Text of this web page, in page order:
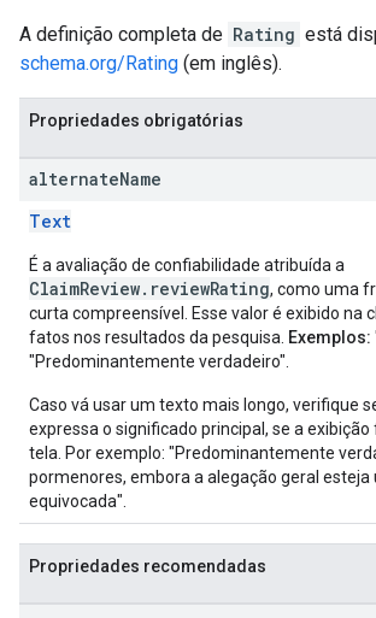
A definição completa de Rating está
schema.org/Rating (em inglês).
Propriedades obrigatórias
alternateName
Text
É a avaliação de confiabilidade atribuída a
ClaimReview.reviewRating, como uma
curta compreensível. Esse valor é exibido na
fatos nos resultados da pesquisa. Exemplos:
"Predominantemente verdadeiro".
Caso vá usar um texto mais longo, verifique
expressa o significado principal, se a
tela. Por exemplo: "Predominantemente
pormenores, embora a alegação geral esteja
equivocada".
Propriedades recomendadas